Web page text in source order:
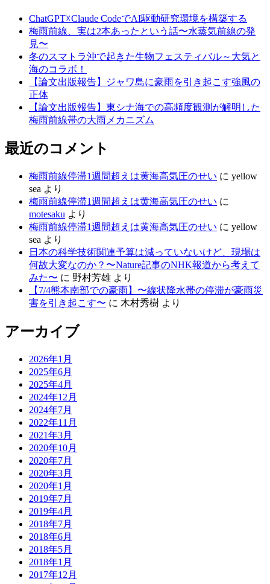
ChatGPT☓Claude CodeでAI駆動研究環境を構築する
梅雨前線、実は2本あったという話〜水蒸気前線の発
見〜
冬のスマトラ沖で起きた生物フェスティバル～大気と
海のコラボ！
【論文出版報告】ジャワ島に豪雨を引き起こす強風の
正体
【論文出版報告】東シナ海での高頻度観測が解明した
梅雨前線帯の大雨メカニズム
最近のコメント
梅雨前線停滞1週間超えは黄海高気圧のせい に yellow
sea より
梅雨前線停滞1週間超えは黄海高気圧のせい に
motesaku より
梅雨前線停滞1週間超えは黄海高気圧のせい に yellow
sea より
日本の科学技術関連予算は減っていないけど、現場は
何故大変なのか？〜Nature記事のNHK報道から考えて
みた〜 に 野村芳雄 より
【7/4熊本南部での豪雨】〜線状降水帯の停滞が豪雨災
害を引き起こす〜 に 木村秀樹 より
アーカイブ
2026年1月
2025年6月
2025年4月
2024年12月
2024年7月
2022年11月
2021年3月
2020年10月
2020年7月
2020年3月
2020年1月
2019年7月
2019年4月
2018年7月
2018年6月
2018年5月
2018年1月
2017年12月